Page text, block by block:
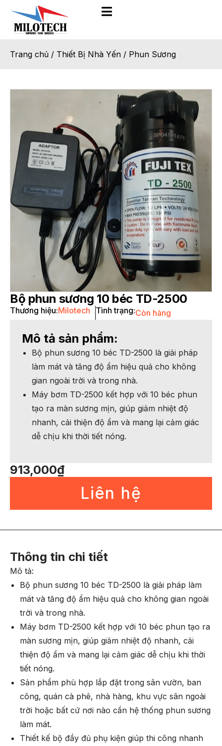
Trang chủ / Thiết Bị Nhà Yến / Phun Sương
Bộ phun sương 10 béc TD-2500
Thương hiệu:Milotech Tình trạng:Còn hàng
Mô tả sản phẩm:
Bộ phun sương 10 béc TD-2500 là giải pháp
làm mát và tăng độ ẩm hiệu quả cho không
gian ngoài trời và trong nhà.
Máy bơm TD-2500 kết hợp với 10 béc phun
tạo ra màn sương mịn, giúp giảm nhiệt độ
nhanh, cải thiện độ ẩm và mang lại cảm giác
dễ chịu khi thời tiết nóng.
913,000₫
Liên hệ
Thông tin chi tiết
Mô tả:
Bộ phun sương 10 béc TD-2500 là giải pháp làm
mát và tăng độ ẩm hiệu quả cho không gian ngoài
trời và trong nhà.
Máy bơm TD-2500 kết hợp với 10 béc phun tạo ra
màn sương mịn, giúp giảm nhiệt độ nhanh, cải
thiện độ ẩm và mang lại cảm giác dễ chịu khi thời
tiết nóng.
Sản phẩm phù hợp lắp đặt trong sân vườn, ban
công, quán cà phê, nhà hàng, khu vực sân ngoài
trời hoặc bất cứ nơi nào cần hệ thống phun sương
làm mát.
Thiết kế bộ đầy đủ phụ kiện giúp thi công nhanh